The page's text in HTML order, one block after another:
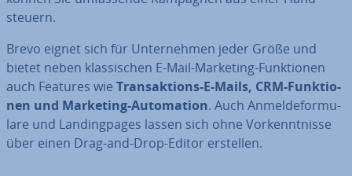
steuern.
Brevo eignet sich für Un­ter­neh­men jeder Größe und
bietet neben klas­si­schen E-Mail-Marketing-Funk­tio­nen
auch Features wie Trans­ak­ti­ons-E-Mails, CRM-Funk­tio­
nen und Marketing-Au­to­ma­ti­on. Auch An­mel­de­for­mu­
la­re und Landing­pa­ges lassen sich ohne Vor­kennt­nis­se
über einen Drag-and-Drop-Editor erstellen.